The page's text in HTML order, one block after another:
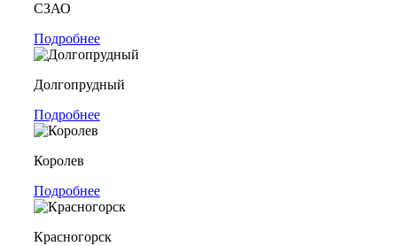
СЗАО
Подробнее
Долгопрудный
Подробнее
Королев
Подробнее
Красногорск